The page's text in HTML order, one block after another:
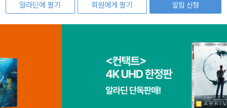
알라딘에 팔기
회원에게 팔기
알림 신청